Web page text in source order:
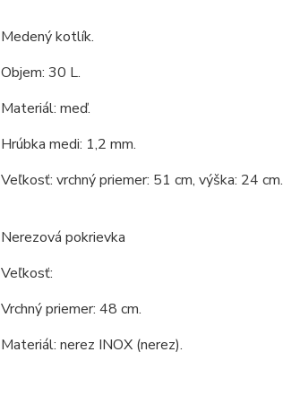
Medený kotlík.
Objem: 30 L.
Materiál: meď.
Hrúbka medi: 1,2 mm.
Veľkosť: vrchný priemer: 51 cm, výška: 24 cm.
Nerezová pokrievka
Veľkosť:
Vrchný priemer: 48 cm.
Materiál: nerez INOX (nerez).